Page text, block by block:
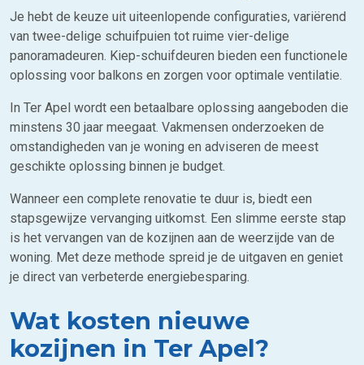
Je hebt de keuze uit uiteenlopende configuraties, variërend
van twee-delige schuifpuien tot ruime vier-delige
panoramadeuren. Kiep-schuifdeuren bieden een functionele
oplossing voor balkons en zorgen voor optimale ventilatie.
In Ter Apel wordt een betaalbare oplossing aangeboden die
minstens 30 jaar meegaat. Vakmensen onderzoeken de
omstandigheden van je woning en adviseren de meest
geschikte oplossing binnen je budget.
Wanneer een complete renovatie te duur is, biedt een
stapsgewijze vervanging uitkomst. Een slimme eerste stap
is het vervangen van de kozijnen aan de weerzijde van de
woning. Met deze methode spreid je de uitgaven en geniet
je direct van verbeterde energiebesparing.
Wat kosten nieuwe
kozijnen in Ter Apel?